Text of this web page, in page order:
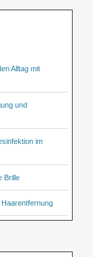
Alltag mit
und
im
Brille